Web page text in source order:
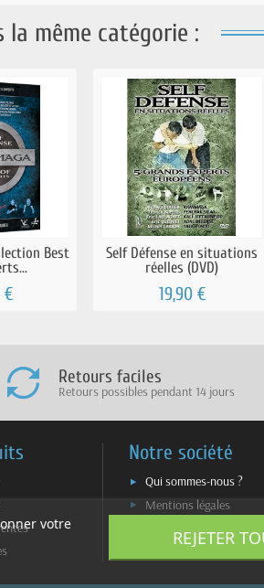
même catégorie :
Best
€
Self Défense en situations
réelles (DVD)
19,90 €
Retours faciles
Retours possibles pendant 14 jours
Notre société
Qui sommes-nous ?
Mentions légales
Contactez-nous
votre
REJETER